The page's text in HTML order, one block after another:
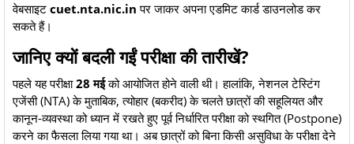
वेबसाइट cuet.nta.nic.in पर जाकर अपना एडमिट कार्ड डाउनलोड कर
सकते हैं।
​जानिए क्यों बदली गईं परीक्षा की तारीखें?
​पहले यह परीक्षा28 मईको आयोजित होने वाली थी। हालांकि, नेशनल टेस्टिंग
एजेंसी (NTA) के मुताबिक, त्योहार (बकरीद) के चलते छात्रों की सहूलियत और
कानून-व्यवस्था को ध्यान में रखते हुए पूर्व निर्धारित परीक्षा को स्थगित (Postpone)
करने का फैसला लिया गया था। अब छात्रों को बिना किसी असुविधा के परीक्षा देने